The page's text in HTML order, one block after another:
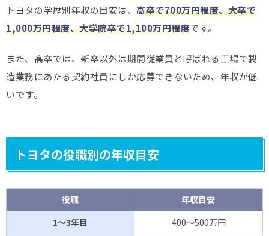
トヨタの学歴別年収の目安は、 高卒で700万円程度、大卒で
1,000万円程度、大学院卒で1,100万円程度です。
また、高卒では、新卒以外は期間従業員と呼ばれる工場で製
造業務にあたる契約社員にしか応募できないため、年収が低
いです。
トヨタの役職別の年収目安
役職
年収目安
1～3年目
400～500万円